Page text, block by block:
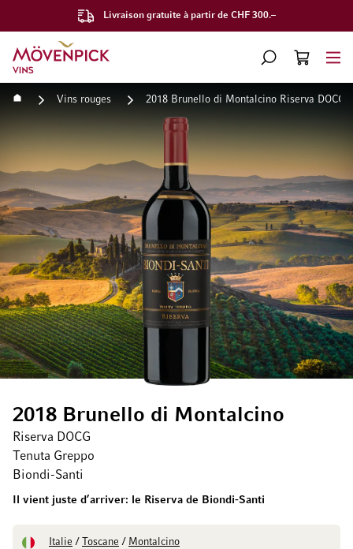
Livraison gratuite à partir de CHF 300.–
Aller à la page d'accueil
CHERCHERPANIER
Accueil Vins rouges 2018 Brunello di Montalcino Riserva DOCG
2018 Brunello di Montalcino
Riserva DOCG
Tenuta Greppo
Biondi-Santi
Il vient juste d’arriver: le Riserva de Biondi-Santi
Italie / Toscane / Montalcino
Passer à la fin de la galerie d’images